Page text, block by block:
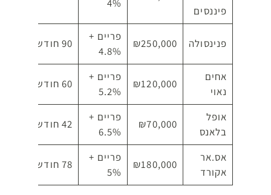
פיננסים
4%
פנינסולה ₪250,000
פריים +
4.8%
90 חודשים
אחים
נאוי
₪120,000
פריים +
5.2%
60 חודשים
אופל
בלאנס
₪70,000
פריים +
6.5%
42 חודשים
אס.אר
אקורד
₪180,000
פריים +
5%
78 חודשים